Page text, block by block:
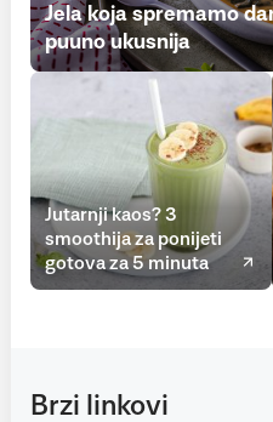
Jela koja spremamo
puuno ukusnija
Jutarnji kaos? 3
smoothija za ponijeti
gotova za 5 minuta
Brzi linkovi